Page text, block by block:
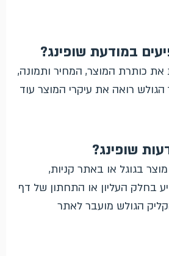
במודעת שופינג?
את כותרת המוצר, המחיר ותמונה,
רואה את עיקרי המוצר עוד
שופינג?
בגוגל או באתר קניות,
בחלק העליון או התחתון של דף
הגולש מועבר לאתר